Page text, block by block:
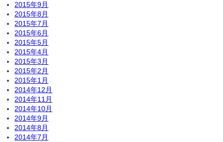
2015年9月
2015年8月
2015年7月
2015年6月
2015年5月
2015年4月
2015年3月
2015年2月
2015年1月
2014年12月
2014年11月
2014年10月
2014年9月
2014年8月
2014年7月